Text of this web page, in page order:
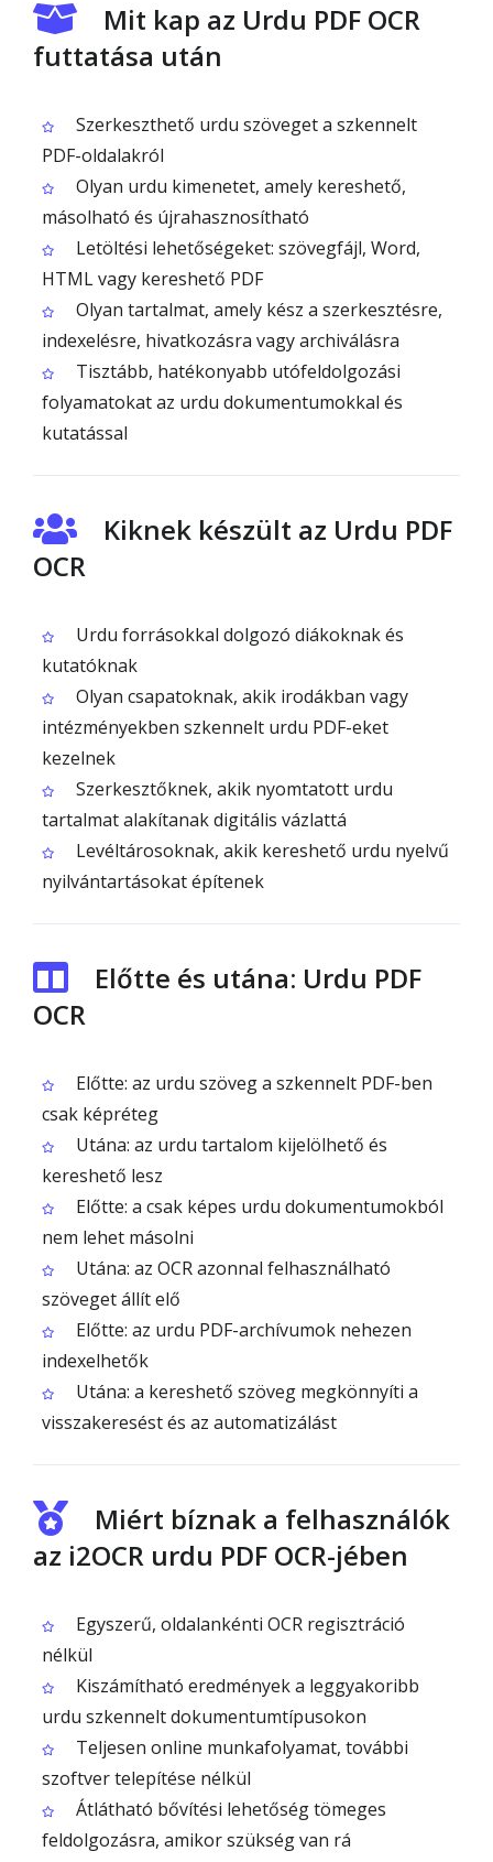
Mit kap az Urdu PDF OCR
futtatása után
Szerkeszthető urdu szöveget a szkennelt
PDF-oldalakról
Olyan urdu kimenetet, amely kereshető,
másolható és újrahasznosítható
Letöltési lehetőségeket: szövegfájl, Word,
HTML vagy kereshető PDF
Olyan tartalmat, amely kész a szerkesztésre,
indexelésre, hivatkozásra vagy archiválásra
Tisztább, hatékonyabb utófeldolgozási
folyamatokat az urdu dokumentumokkal és
kutatással
Kiknek készült az Urdu PDF
OCR
Urdu forrásokkal dolgozó diákoknak és
kutatóknak
Olyan csapatoknak, akik irodákban vagy
intézményekben szkennelt urdu PDF-eket
kezelnek
Szerkesztőknek, akik nyomtatott urdu
tartalmat alakítanak digitális vázlattá
Levéltárosoknak, akik kereshető urdu nyelvű
nyilvántartásokat építenek
Előtte és utána: Urdu PDF
OCR
Előtte: az urdu szöveg a szkennelt PDF-ben
csak képréteg
Utána: az urdu tartalom kijelölhető és
kereshető lesz
Előtte: a csak képes urdu dokumentumokból
nem lehet másolni
Utána: az OCR azonnal felhasználható
szöveget állít elő
Előtte: az urdu PDF-archívumok nehezen
indexelhetők
Utána: a kereshető szöveg megkönnyíti a
visszakeresést és az automatizálást
Miért bíznak a felhasználók
az i2OCR urdu PDF OCR-jében
Egyszerű, oldalankénti OCR regisztráció
nélkül
Kiszámítható eredmények a leggyakoribb
urdu szkennelt dokumentumtípusokon
Teljesen online munkafolyamat, további
szoftver telepítése nélkül
Átlátható bővítési lehetőség tömeges
feldolgozásra, amikor szükség van rá